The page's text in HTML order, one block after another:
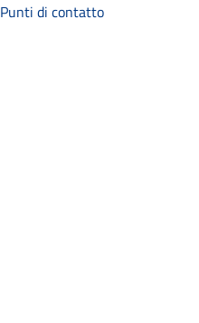
Punti di contatto